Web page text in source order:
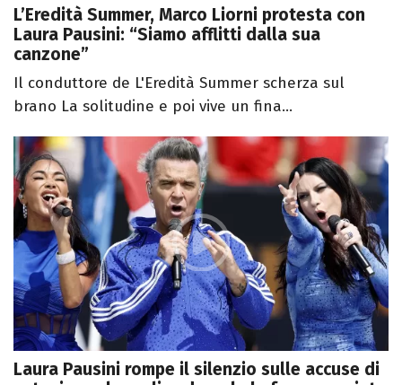
L’Eredità Summer, Marco Liorni protesta con
Laura Pausini: “Siamo afflitti dalla sua
canzone”
Il conduttore de L'Eredità Summer scherza sul
brano La solitudine e poi vive un fina...
Laura Pausini rompe il silenzio sulle accuse di